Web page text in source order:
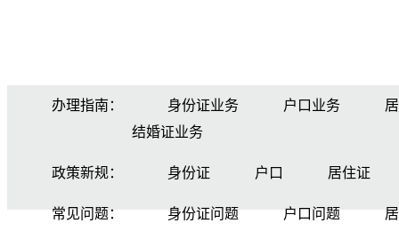
办理指南： 身份证业务 户口业务
结婚证业务
政策新规： 身份证 户口 居住证
常见问题： 身份证问题 户口问题